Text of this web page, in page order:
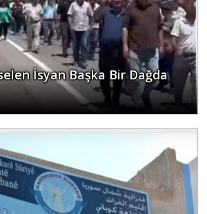
İsyan Başka Bir Dağda